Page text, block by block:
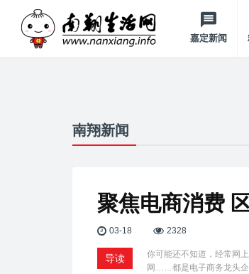
嘉定新闻
南翔新闻
聚焦电商消费
03-18 2328
导读
你可能还不知道，经常网
网……都是电子商务龙头